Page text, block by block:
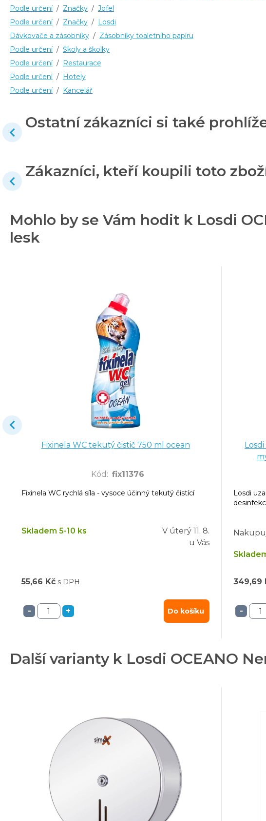
Podle určení / Značky / Jofel
Podle určení / Značky / Losdi
Dávkovače a zásobníky / Zásobníky toaletního papíru
Podle určení / Školy a školky
Podle určení / Restaurace
Podle určení / Hotely
Podle určení / Kancelář
Ostatní zákazníci si také
Zákazníci, kteří koupili toto
Mohlo by se Vám hodit k Losdi
lesk
Fixinela WC tekutý čistič 750 ml ocean
Kód : fix11376
Fixinela WC rychlá síla - vysoce účinný tekutý čistící
Skladem 5-10 ks V úterý 11. 8.
u Vás
55,66 Kč s DPH
- + Do košíku
Losdi
349,69
-
Další varianty k Losdi OCEANO